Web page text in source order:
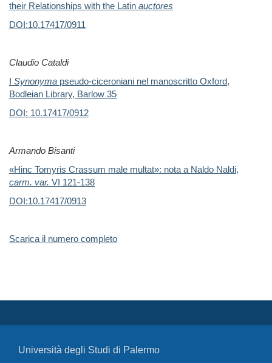
their Relationships with the Latin auctores
DOI:10.17417/0911
Claudio Cataldi
I Synonyma pseudo-ciceroniani nel manoscritto Oxford,
Bodleian Library, Barlow 35
DOI: 10.17417/0912
Armando Bisanti
«Hinc Tomyris Crassum male multat»: nota a Naldo Naldi,
carm. var. VI 121-138
DOI:10.17417/0913
Scarica il numero completo
Università degli Studi di Palermo